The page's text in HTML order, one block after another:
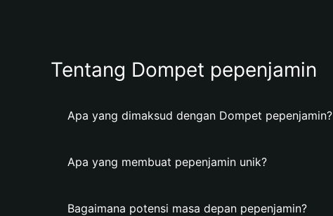
Tentang Dompet pepenjamin
Apa yang dimaksud dengan Dompet pepenjamin?
Apa yang membuat pepenjamin unik?
Bagaimana potensi masa depan pepenjamin?